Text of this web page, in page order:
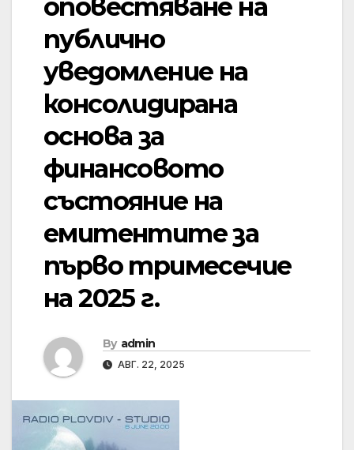
оповестяване на
публично
уведомление на
консолидирана
основа за
финансовото
състояние на
емитентите за
първо тримесечие
на 2025 г.
By admin
АВГ. 22, 2025